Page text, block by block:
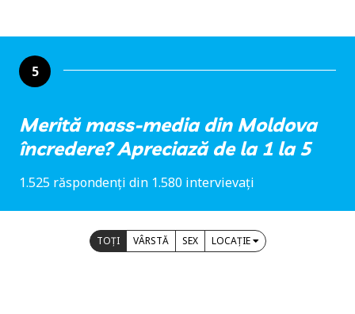
5
Merită mass-media din Moldova
încredere? Apreciază de la 1 la 5
1.525 răspondenți din 1.580 intervievați
TOȚI VÂRSTĂ SEX LOCAȚIE